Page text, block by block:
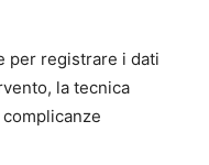
per registrare i dati
la tecnica